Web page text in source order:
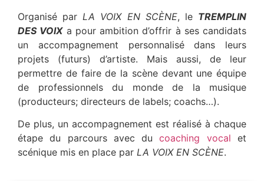
Organisé par LA VOIX EN SCÈNE, le TREMPLIN
DES VOIXa pour ambition d’offrir à ses candidats
un accompagnement personnalisé dans leurs
projets (futurs) d’artiste. Mais aussi, de leur
permettre de faire de la scène devant une équipe
de professionnels du monde de la musique
(producteurs; directeurs de labels; coachs…).
De plus, un accompagnement est réalisé à chaque
étape du parcours avec ducoaching vocal et
scénique mis en place par LA VOIX EN SCÈNE.